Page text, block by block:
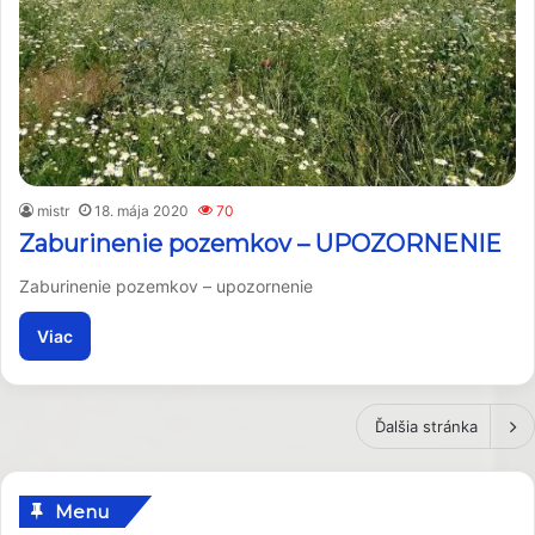
mistr 18. mája 2020 70
Zaburinenie pozemkov – UPOZORNENIE
Zaburinenie pozemkov – upozornenie
Viac
Ďalšia stránka
Menu